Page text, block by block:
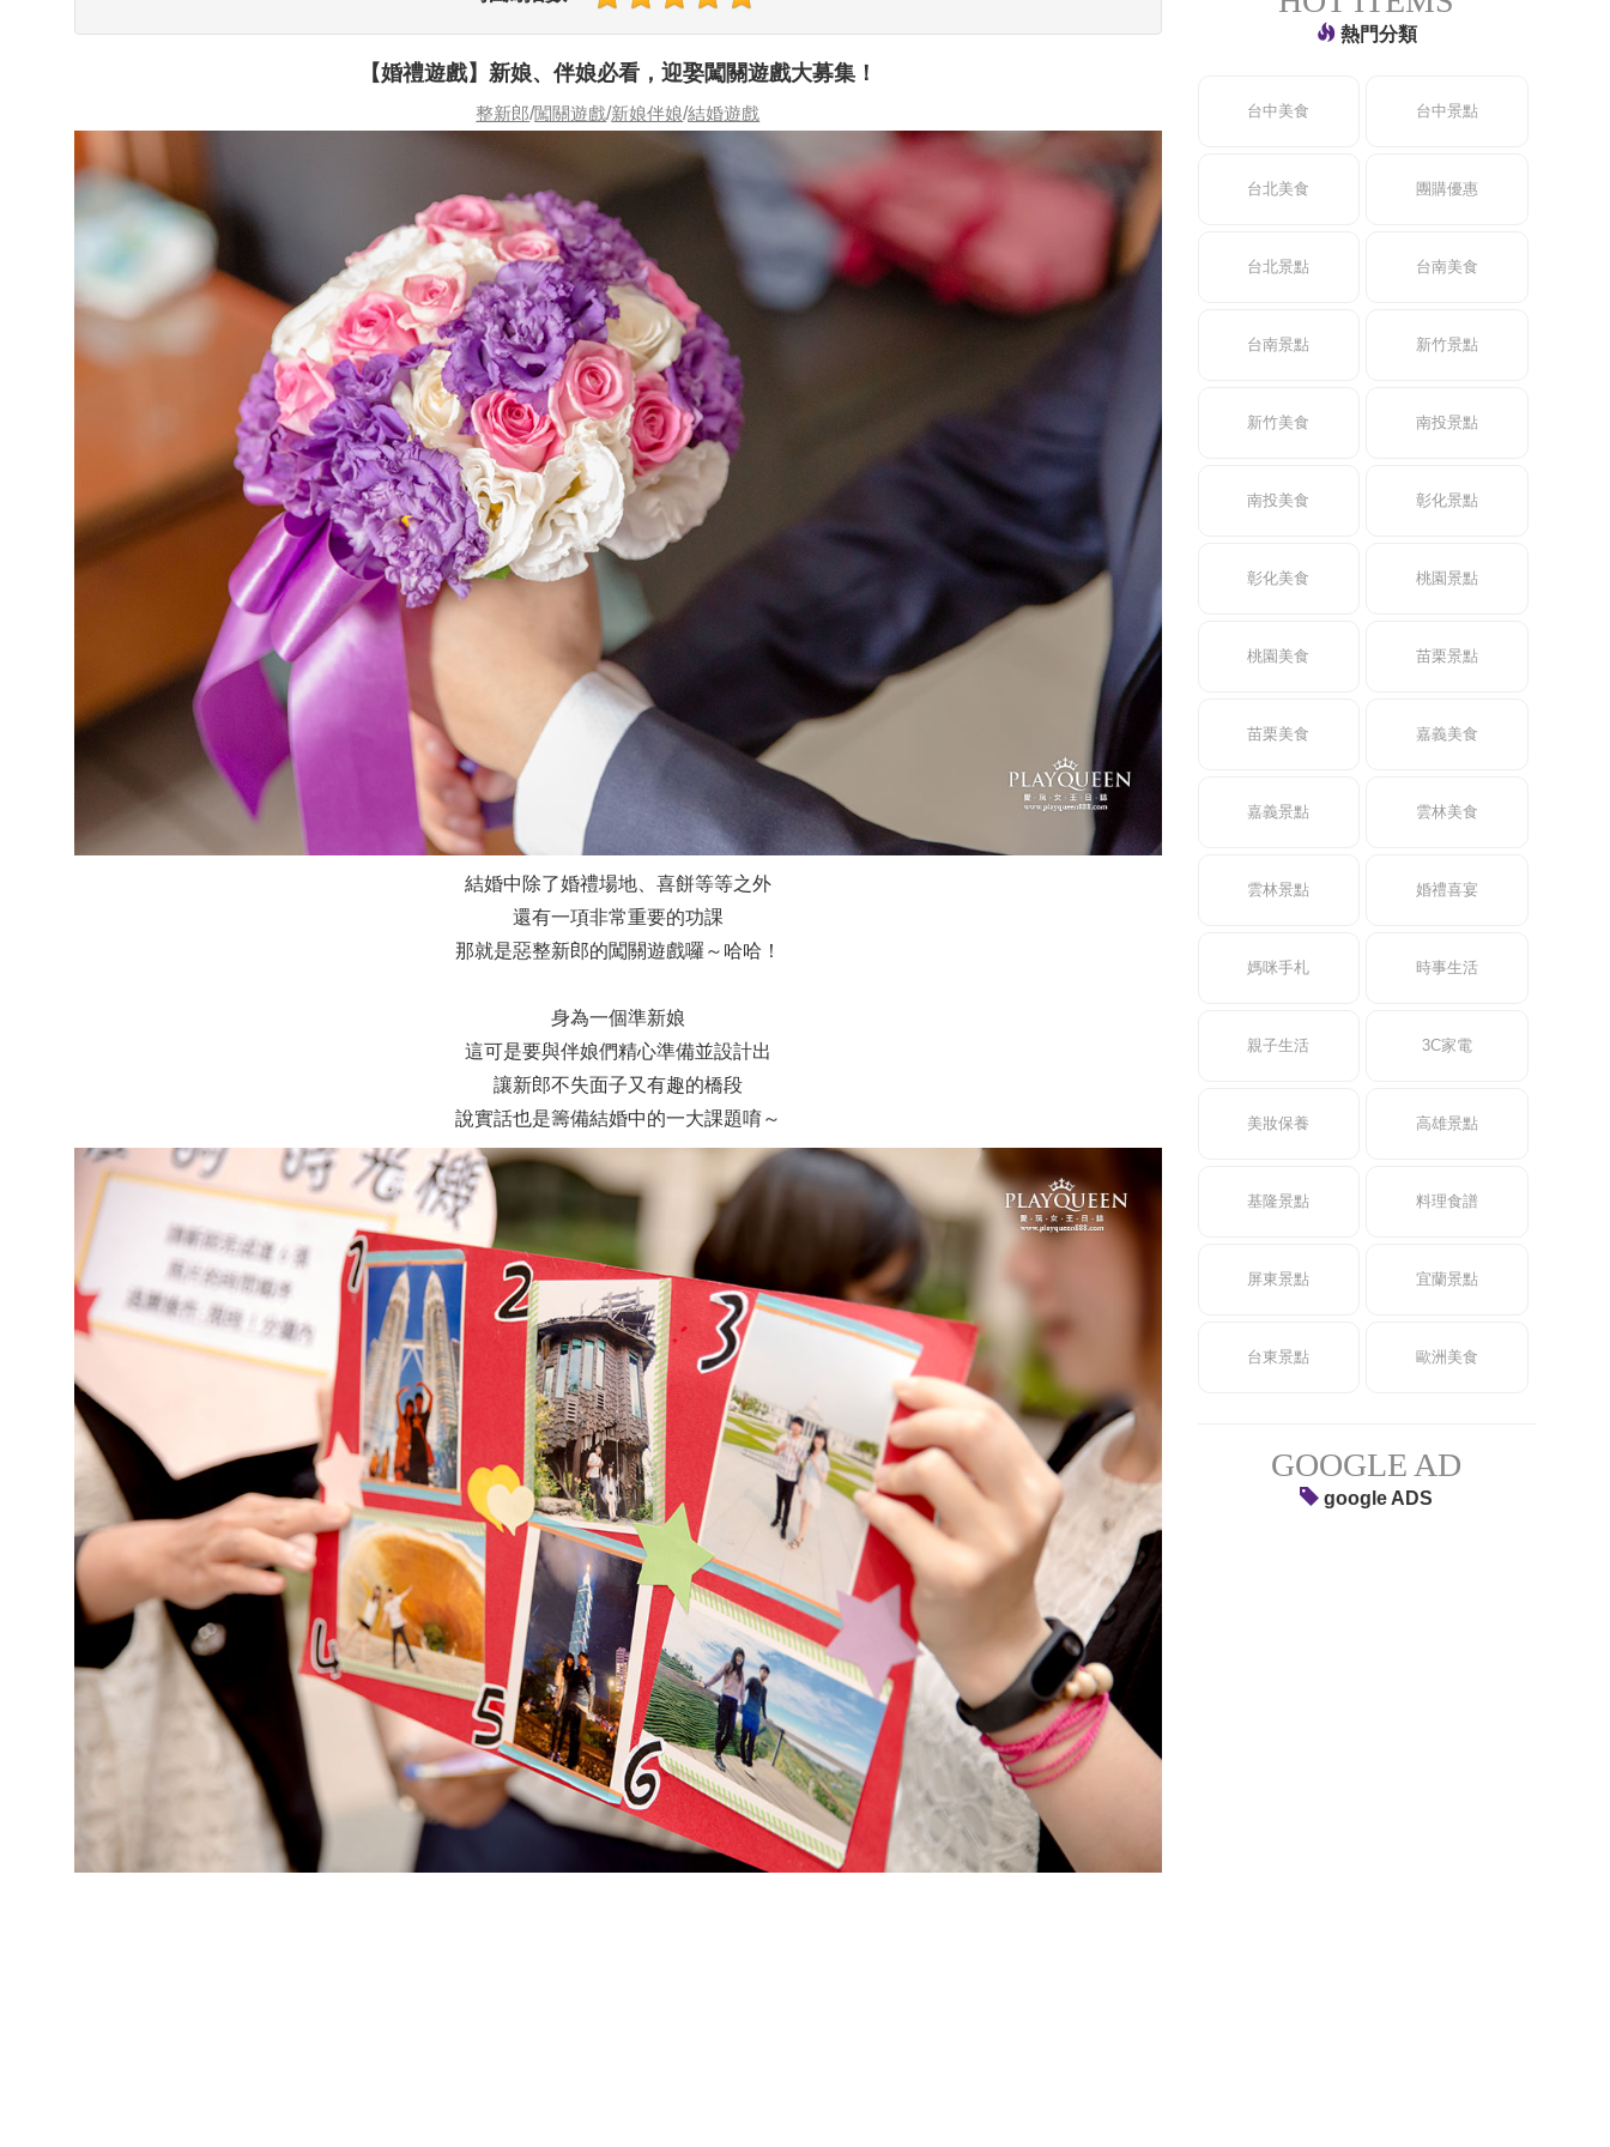
【婚禮遊戲】新娘、伴娘必看，迎娶闖關遊戲大募集！
整新郎/闖關遊戲/新娘伴娘/結婚遊戲
結婚中除了婚禮場地、喜餅等等之外
還有一項非常重要的功課
那就是惡整新郎的闖關遊戲囉～哈哈！
身為一個準新娘
這可是要與伴娘們精心準備並設計出
讓新郎不失面子又有趣的橋段
說實話也是籌備結婚中的一大課題唷～
熱門分類
台中美食 台中景點
台北美食 團購優惠
台北景點 台南美食
台南景點 新竹景點
新竹美食 南投景點
南投美食 彰化景點
彰化美食 桃園景點
桃園美食 苗栗景點
苗栗美食 嘉義美食
嘉義景點 雲林美食
雲林景點 婚禮喜宴
媽咪手札 時事生活
親子生活 3C家電
美妝保養 高雄景點
基隆景點 料理食譜
屏東景點 宜蘭景點
台東景點 歐洲美食
GOOGLE AD
google ADS